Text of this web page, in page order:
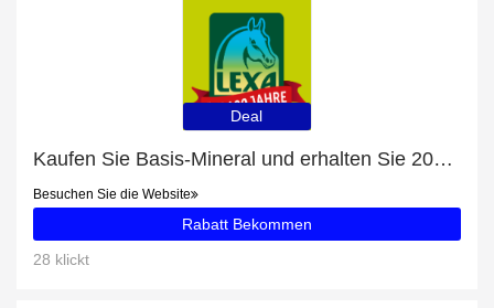
Deal
Kaufen Sie Basis-Mineral und erhalten Sie 20% Rabatt
Besuchen Sie die Website
Rabatt Bekommen
28 klickt